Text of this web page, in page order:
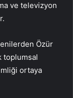
ve televizyon
Özür
toplumsal
ortaya